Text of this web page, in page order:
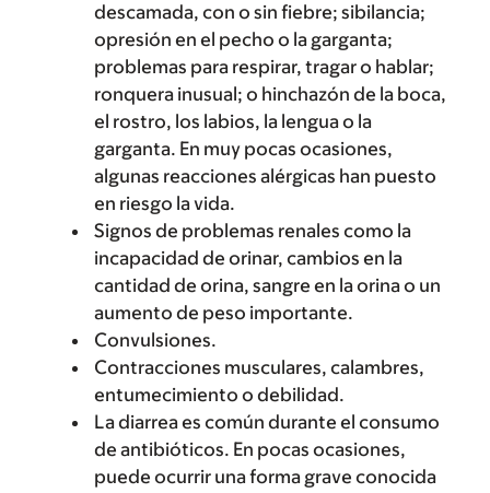
descamada, con o sin fiebre; sibilancia;
opresión en el pecho o la garganta;
problemas para respirar, tragar o hablar;
ronquera inusual; o hinchazón de la boca,
el rostro, los labios, la lengua o la
garganta. En muy pocas ocasiones,
algunas reacciones alérgicas han puesto
en riesgo la vida.
Signos de problemas renales como la
incapacidad de orinar, cambios en la
cantidad de orina, sangre en la orina o un
aumento de peso importante.
Convulsiones.
Contracciones musculares, calambres,
entumecimiento o debilidad.
La diarrea es común durante el consumo
de antibióticos. En pocas ocasiones,
puede ocurrir una forma grave conocida